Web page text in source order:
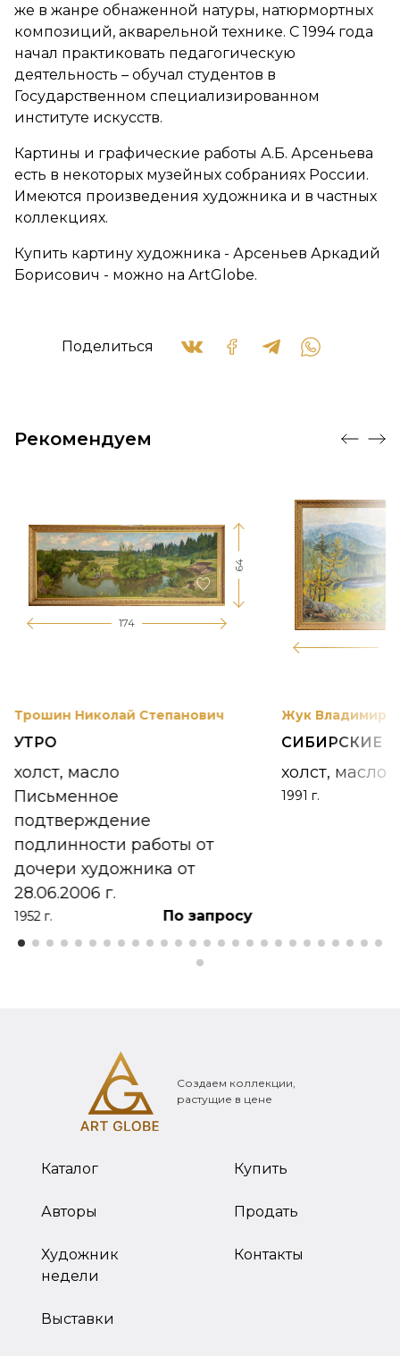
же в жанре обнаженной натуры, натюрмортных
композиций, акварельной технике. С 1994 года
начал практиковать педагогическую
деятельность – обучал студентов в
Государственном специализированном
институте искусств.
Картины и графические работы А.Б. Арсеньева
есть в некоторых музейных собраниях России.
Имеются произведения художника и в частных
коллекциях.
Купить картину художника - Арсеньев Аркадий
Борисович - можно на ArtGlobe.
Поделиться
Рекомендуем
174
64
Трошин Николай Степанович
УТРО
холст, масло
Письменное
подтверждение
подлинности работы от
дочери художника от
28.06.2006 г.
1952 г. По запросу
Жук Владимир
СИБИРСКИЕ
холст, масло
1991 г.
Создаем коллекции,
растущие в цене
Каталог
Авторы
Художник
недели
Выставки
Купить
Продать
Контакты